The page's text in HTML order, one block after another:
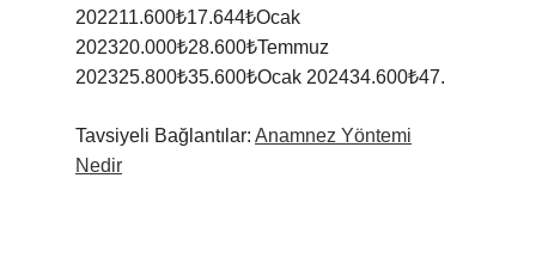
202211.600₺17.644₺Ocak
202320.000₺28.600₺Temmuz
202325.800₺35.600₺Ocak 202434.600₺47.
Tavsiyeli Bağlantılar: Anamnez Yöntemi
Nedir